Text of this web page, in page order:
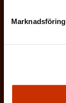
Marknadsföring